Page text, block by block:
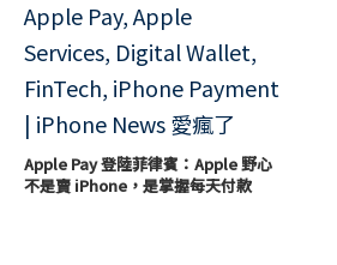
Apple Pay 登陸菲律賓：Apple 野心
不是賣 iPhone，是掌握每天付款